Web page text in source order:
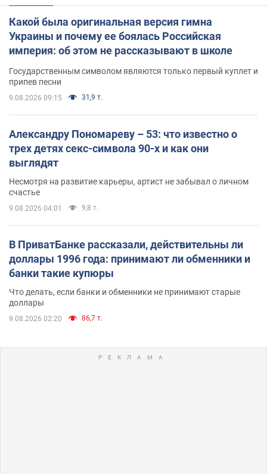
Какой была оригинальная версия гимна
Украины и почему ее боялась Российская
империя: об этом не рассказывают в школе
Государственным символом являются только первый куплет и
припев песни
9.08.2026 09:15 31,9 т.
Александру Пономареву – 53: что известно о
трех детях секс-символа 90-х и как они
выглядят
Несмотря на развитие карьеры, артист не забывал о личном
счастье
9.08.2026 04:01 9,8 т.
В ПриватБанке рассказали, действительны ли
доллары 1996 года: принимают ли обменники и
банки такие купюры
Что делать, если банки и обменники не принимают старые
доллары
9.08.2026 02:20 86,7 т.